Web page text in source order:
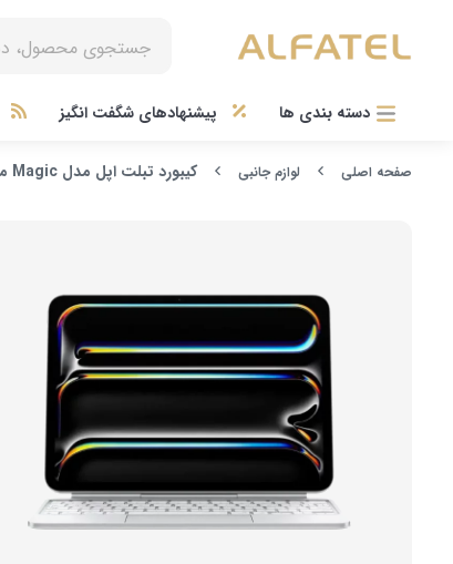
دسته بندی ها پیشنهادهای شگفت انگیز
صفحه اصلی لوازم جانبی کیبورد تبلت اپل مدل Magic مناسب برای iPad Pro نسل M4 سایز 11 اینچی